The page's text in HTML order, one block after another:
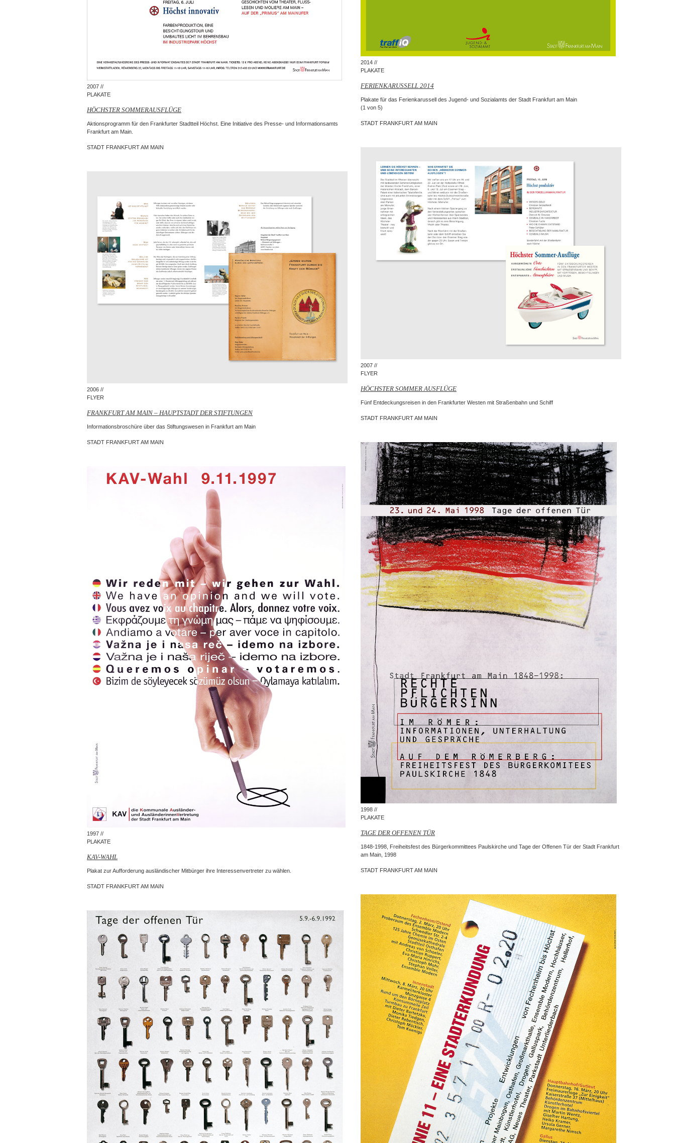
2014 //
PLAKATE
FERIENKARUSSELL 2014
Plakate für das Ferienkarussell des Jugend- und Sozialamts der Stadt Frankfurt am Main
(1 von 5)
STADT FRANKFURT AM MAIN
2007 //
PLAKATE
HÖCHSTER SOMMERAUSFLÜGE
Aktionsprogramm für den Frankfurter Stadtteil Höchst. Eine Initiative des Presse- und Informationsamts
Frankfurt am Main.
STADT FRANKFURT AM MAIN
2007 //
FLYER
HÖCHSTER SOMMER AUSFLÜGE
Fünf Entdeckungsreisen in den Frankfurter Westen mit Straßenbahn und Schiff
STADT FRANKFURT AM MAIN
2006 //
FLYER
FRANKFURT AM MAIN – HAUPTSTADT DER STIFTUNGEN
Informationsbroschüre über das Stiftungswesen in Frankfurt am Main
STADT FRANKFURT AM MAIN
1998 //
PLAKATE
TAGE DER OFFENEN TÜR
1848-1998, Freiheitsfest des Bürgerkommittees Paulskirche und Tage der Offenen Tür der Stadt Frankfurt
am Main, 1998
STADT FRANKFURT AM MAIN
1997 //
PLAKATE
KAV-WAHL
Plakat zur Aufforderung ausländischer Mitbürger ihre Interessenvertreter zu wählen.
STADT FRANKFURT AM MAIN